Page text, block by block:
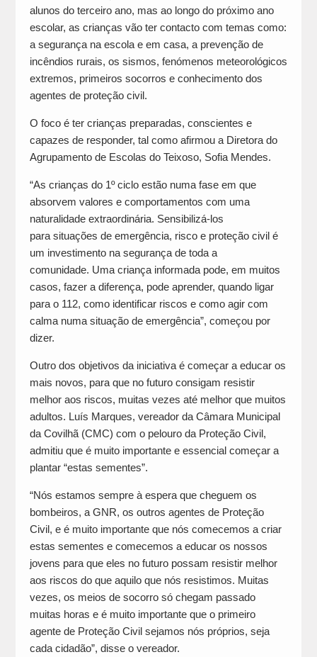
alunos do terceiro ano, mas ao longo do próximo ano
escolar, as crianças vão ter contacto com temas como:
a segurança na escola e em casa, a prevenção de
incêndios rurais, os sismos, fenómenos meteorológicos
extremos, primeiros socorros e conhecimento dos
agentes de proteção civil.
O foco é ter crianças preparadas, conscientes e
capazes de responder, tal como afirmou a Diretora do
Agrupamento de Escolas do Teixoso, Sofia Mendes.
“As crianças do 1º ciclo estão numa fase em que
absorvem valores e comportamentos com uma
naturalidade extraordinária. Sensibilizá-los
para situações de emergência, risco e proteção civil é
um investimento na segurança de toda a
comunidade. Uma criança informada pode, em muitos
casos, fazer a diferença, pode aprender, quando ligar
para o 112, como identificar riscos e como agir com
calma numa situação de emergência”, começou por
dizer.
Outro dos objetivos da iniciativa é começar a educar os
mais novos, para que no futuro consigam resistir
melhor aos riscos, muitas vezes até melhor que muitos
adultos. Luís Marques, vereador da Câmara Municipal
da Covilhã (CMC) com o pelouro da Proteção Civil,
admitiu que é muito importante e essencial começar a
plantar “estas sementes”.
“Nós estamos sempre à espera que cheguem os
bombeiros, a GNR, os outros agentes de Proteção
Civil, e é muito importante que nós comecemos a criar
estas sementes e comecemos a educar os nossos
jovens para que eles no futuro possam resistir melhor
aos riscos do que aquilo que nós resistimos. Muitas
vezes, os meios de socorro só chegam passado
muitas horas e é muito importante que o primeiro
agente de Proteção Civil sejamos nós próprios, seja
cada cidadão”, disse o vereador.